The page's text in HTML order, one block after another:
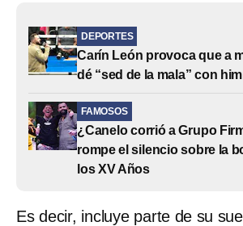
DEPORTES
Carín León provoca que a
dé “sed de la mala” con
FAMOSOS
¿Canelo corrió a Grupo
rompe el silencio sobre la
los XV Años
Es decir, incluye parte de su